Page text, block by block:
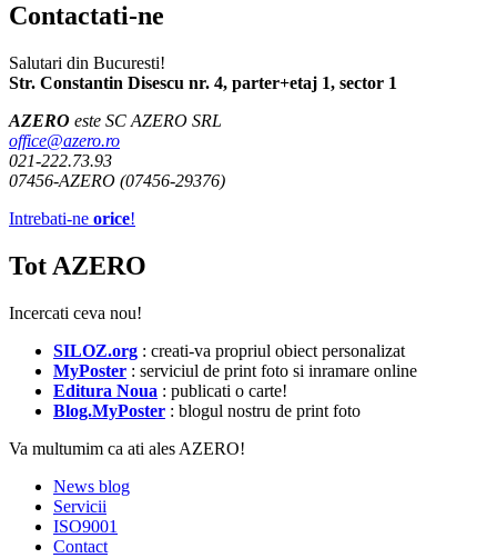
Contactati-ne
Salutari din Bucuresti!
Str. Constantin Disescu nr. 4, parter+etaj 1, sector 1
AZERO este SC AZERO SRL
office@azero.ro
021-222.73.93
07456-AZERO (07456-29376)
Intrebati-ne orice!
Tot AZERO
Incercati ceva nou!
SILOZ.org : creati-va propriul obiect personalizat
MyPoster : serviciul de print foto si inramare online
Editura Noua : publicati o carte!
Blog.MyPoster : blogul nostru de print foto
Va multumim ca ati ales AZERO!
News blog
Servicii
ISO9001
Contact